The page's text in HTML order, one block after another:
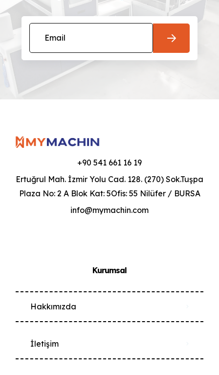
+90 541 661 16 19
Ertuğrul Mah. İzmir Yolu Cad. 128. (270) Sok.Tuşpa
Plaza No: 2 A Blok Kat: 5Ofis: 55 Nilüfer / BURSA
info@mymachin.com
Kurumsal
Hakkımızda
İletişim